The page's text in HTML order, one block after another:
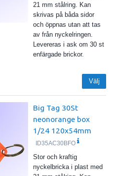
21 mm stålring. Kan
skrivas på båda sidor
och öppnas utan att tas
av från nyckelringen.
Levereras i ask om 30 st
enfärgade brickor.
Välj
Big Tag 30St
neonorange box
1/24 120x54mm
ID35AC30BFO
Stor och kraftig
nyckelbricka i plast med